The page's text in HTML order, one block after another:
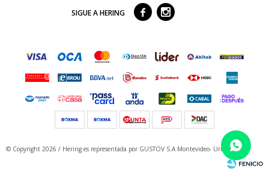
SIGUE A HERING  
© Copyright 2026 / Hering es representada por GUSTOV S.A Montevideo- Uruguay